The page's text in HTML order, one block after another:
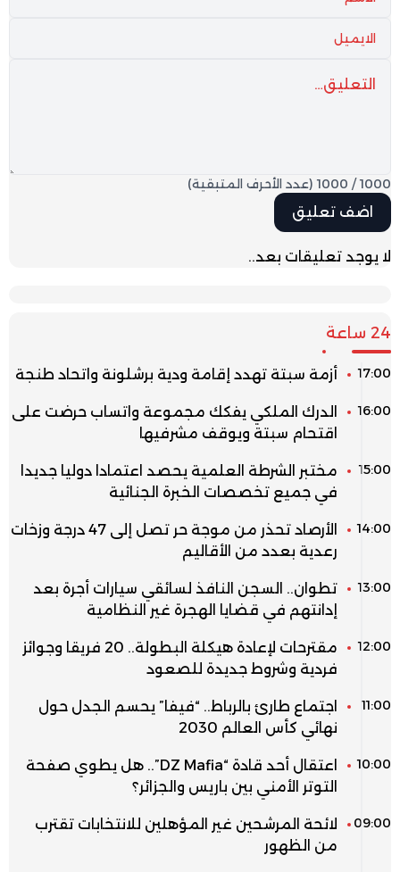
1000
/
1000 (عدد الأحرف المتبقية)
لا يوجد تعليقات بعد..
24 ساعة
17:00 أزمة سبتة تهدد إقامة ودية برشلونة واتحاد طنجة
16:00
الدرك الملكي يفكك مجموعة واتساب حرضت على
اقتحام سبتة ويوقف مشرفيها
15:00
مختبر الشرطة العلمية يحصد اعتمادا دوليا جديدا
في جميع تخصصات الخبرة الجنائية
14:00
الأرصاد تحذر من موجة حر تصل إلى 47 درجة وزخات
رعدية بعدد من الأقاليم
13:00
تطوان.. السجن النافذ لسائقي سيارات أجرة بعد
إدانتهم في قضايا الهجرة غير النظامية
12:00
مقترحات لإعادة هيكلة البطولة.. 20 فريقا وجوائز
فردية وشروط جديدة للصعود
11:00
اجتماع طارئ بالرباط.. “فيفا” يحسم الجدل حول
نهائي كأس العالم 2030
10:00
اعتقال أحد قادة “DZ Mafia”.. هل يطوي صفحة
التوتر الأمني بين باريس والجزائر؟
09:00
لائحة المرشحين غير المؤهلين للانتخابات تقترب
من الظهور